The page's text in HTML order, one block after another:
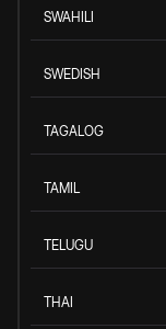
SWAHILI
SWEDISH
TAGALOG
TAMIL
TELUGU
THAI